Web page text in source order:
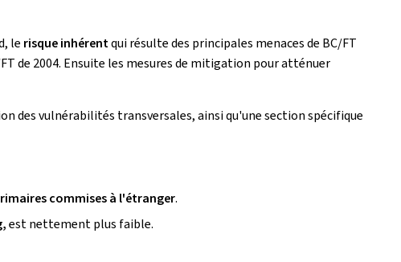
le risque inhérentqui résulte des principales menaces de BC/FT
de 2004. Ensuite les mesures de mitigation pour atténuer
des vulnérabilités transversales, ainsi qu'une section spécifique
commises à l'étranger.
est nettement plus faible.